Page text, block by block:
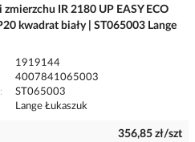
IR 2180 UP EASY ECO
kwadrat biały | ST065003 Lange
1919144
4007841065003
ST065003
Lange Łukaszuk
356,85 zł/szt